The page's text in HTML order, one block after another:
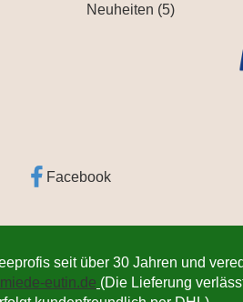
Neuheiten (5)
Facebook
seit über 30 Jahren und
eutin.de (Die Lieferung